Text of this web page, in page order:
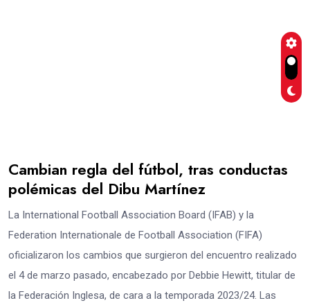
Cambian regla del fútbol, tras conductas
polémicas del Dibu Martínez
La International Football Association Board (IFAB) y la
Federation Internationale de Football Association (FIFA)
oficializaron los cambios que surgieron del encuentro realizado
el 4 de marzo pasado, encabezado por Debbie Hewitt, titular de
la Federación Inglesa, de cara a la temporada 2023/24. Las